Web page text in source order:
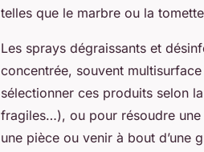
telles que le marbre ou la
Les sprays dégraissants et
concentrée, souvent
sélectionner ces produits selon
fragiles…), ou pour résoudre
une pièce ou venir à bout d’une